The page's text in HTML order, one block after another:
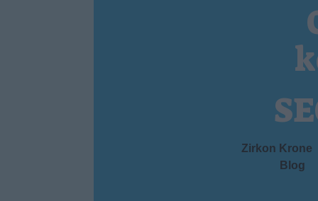
Zirkon Krone
Blog